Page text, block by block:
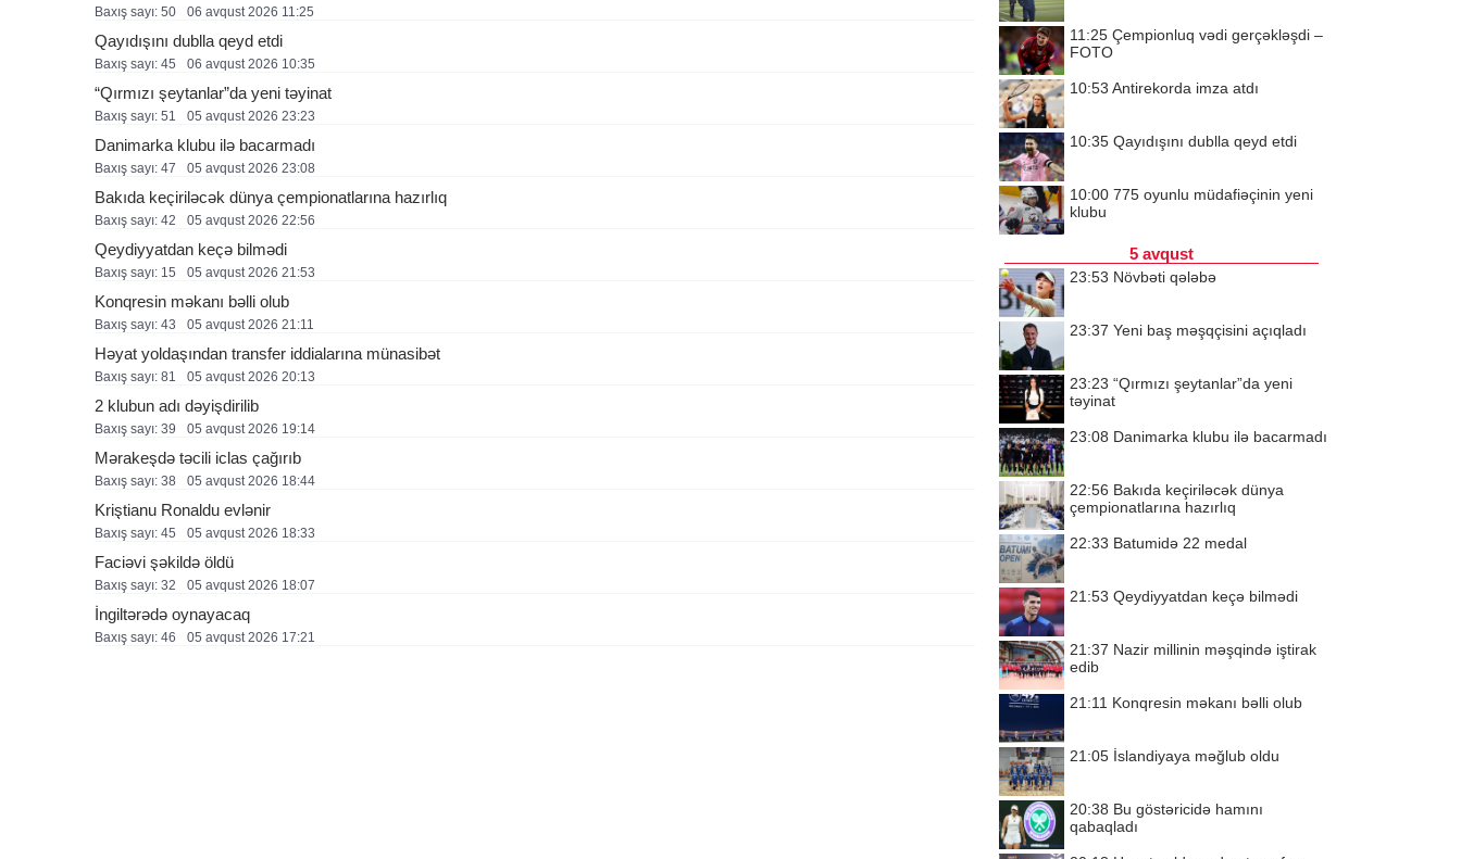
Baxış sayı: 50 06 avqust 2026 11:25
Qayıdışını dublla qeyd etdi
Baxış sayı: 45 06 avqust 2026 10:35
“Qırmızı şeytanlar”da yeni təyinat
Baxış sayı: 51 05 avqust 2026 23:23
Danimarka klubu ilə bacarmadı
Baxış sayı: 47 05 avqust 2026 23:08
Bakıda keçiriləcək dünya çempionatlarına hazırlıq
Baxış sayı: 42 05 avqust 2026 22:56
Qeydiyyatdan keçə bilmədi
Baxış sayı: 15 05 avqust 2026 21:53
Konqresin məkanı bəlli olub
Baxış sayı: 43 05 avqust 2026 21:11
Həyat yoldaşından transfer iddialarına münasibət
Baxış sayı: 81 05 avqust 2026 20:13
2 klubun adı dəyişdirilib
Baxış sayı: 39 05 avqust 2026 19:14
Mərakeşdə təcili iclas çağırıb
Baxış sayı: 38 05 avqust 2026 18:44
Kriştianu Ronaldu evlənir
Baxış sayı: 45 05 avqust 2026 18:33
Faciəvi şəkildə öldü
Baxış sayı: 32 05 avqust 2026 18:07
İngiltərədə oynayacaq
Baxış sayı: 46 05 avqust 2026 17:21
11:25 Çempionluq vədi gerçəkləşdi –
FOTO
10:53 Antirekorda imza atdı
10:35 Qayıdışını dublla qeyd etdi
10:00 775 oyunlu müdafiəçinin yeni
klubu
5 avqust
23:53 Növbəti qələbə
23:37 Yeni baş məşqçisini açıqladı
23:23 “Qırmızı şeytanlar”da yeni
təyinat
23:08 Danimarka klubu ilə bacarmadı
22:56 Bakıda keçiriləcək dünya
çempionatlarına hazırlıq
22:33 Batumidə 22 medal
21:53 Qeydiyyatdan keçə bilmədi
21:37 Nazir millinin məşqində iştirak
edib
21:11 Konqresin məkanı bəlli olub
21:05 İslandiyaya məğlub oldu
20:38 Bu göstəricidə hamını
qabaqladı